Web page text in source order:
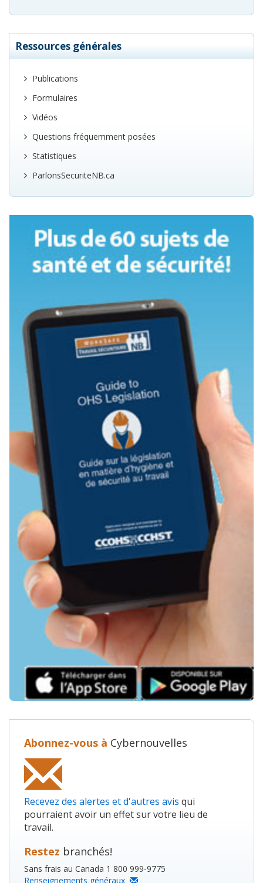
Ressources générales
Publications
Formulaires
Vidéos
Questions fréquemment posées
Statistiques
ParlonsSecuriteNB.ca
Abonnez-vous à Cybernouvelles
Recevez des alertes et d'autres avis qui
pourraient avoir un effet sur votre lieu de
travail.
Restez branchés!
Sans frais au Canada 1 800 999-9775
Renseignements généraux